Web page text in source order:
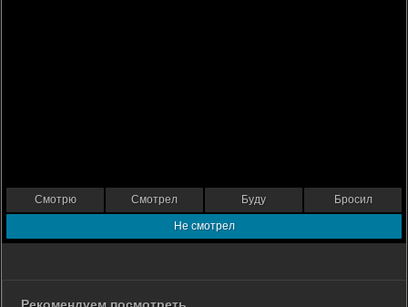
Смотрю Смотрел Буду Бросил
Не смотрел